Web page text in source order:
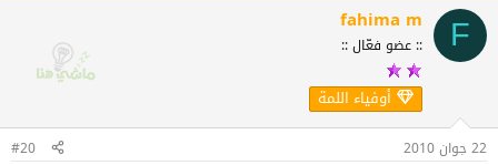
F
fahima m
:: عضو فعّال ::
أوفياء اللمة
22 جوان 2010 #20